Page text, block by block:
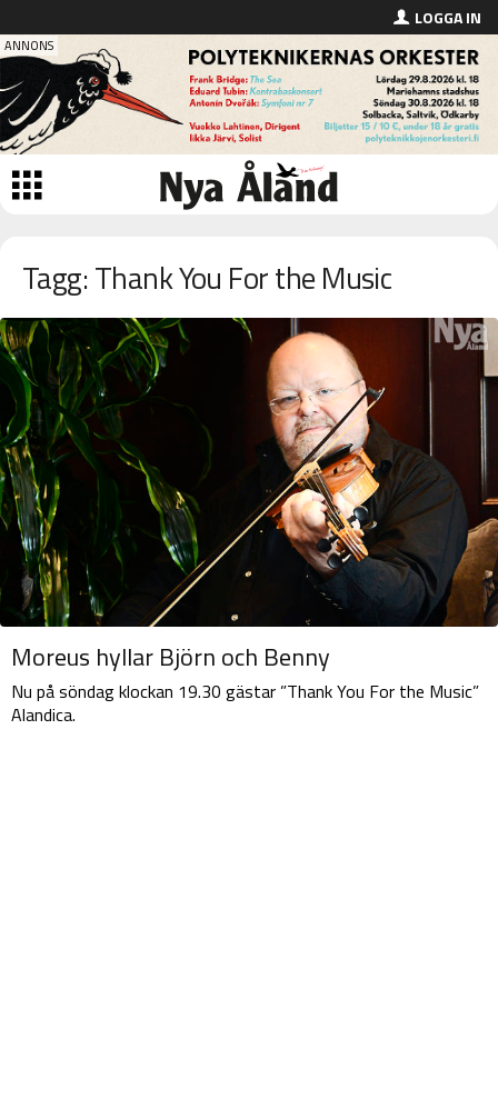
LOGGA IN
Tagg: Thank You For the Music
Moreus hyllar Björn och Benny
Nu på söndag klockan 19.30 gästar ”Thank You For the Music”
Alandica.